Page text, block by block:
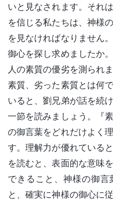
いと見なされます。それ
を信じる私たちは、神様
を見なければなりません
御心を探し求めましたか
人の素質の優劣を測られ
素質、劣った素質とは何
いると、劉兄弟が話を続
一節を読みましょう。『
の御言葉をどれだけよく
す。理解力が優れている
を読むと、表面的な意味
できること、神様の御言
と、確実に神様の御心に